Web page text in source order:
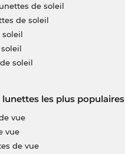
de soleil
de soleil
soleil
soleil
les plus populaires
vue
vue
de vue